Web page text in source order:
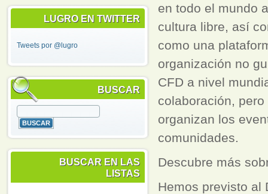
LUGRO EN TWITTER
Tweets por @lugro
BUSCAR
BUSCAR EN LAS
LISTAS
en todo el mundo
cultura libre, así
como una
organización no
CFD a nivel
colaboración,
organizan los
comunidades.
Descubre más
Hemos previsto al